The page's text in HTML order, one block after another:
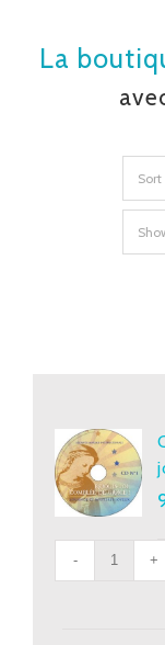
La
Sort
CD